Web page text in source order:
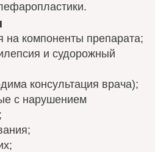
на компоненты препарата;
и судорожный
консультация врача);
с нарушением